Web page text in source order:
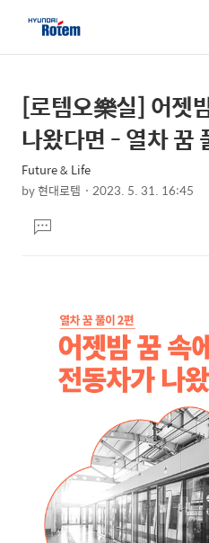
상
세
텐
본
문
제
목
[로템오樂실] 어젯
나왔다면 - 열차 꿈
Future & Life
by현대로템 2023. 5. 31. 16:45
문댓
글